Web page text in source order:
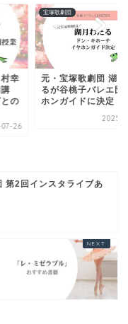
幸
の
26
宝塚歌劇団
元・宝塚歌劇団 湖月
るが谷桃子バレエ団
ホンガイドに決定
2025-
第2回インスタライブあ